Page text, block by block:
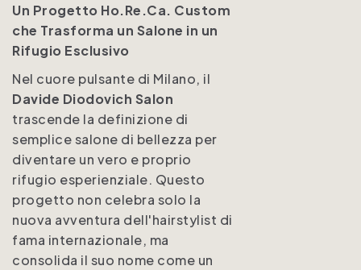
Un Progetto Ho.Re.Ca. Custom
che Trasforma un Salone in un
Rifugio Esclusivo
Nel cuore pulsante di Milano, il
Davide Diodovich Salon
trascende la definizione di
semplice salone di bellezza per
diventare un vero e proprio
rifugio esperienziale. Questo
progetto non celebra solo la
nuova avventura dell'hairstylist di
fama internazionale, ma
consolida il suo nome come un